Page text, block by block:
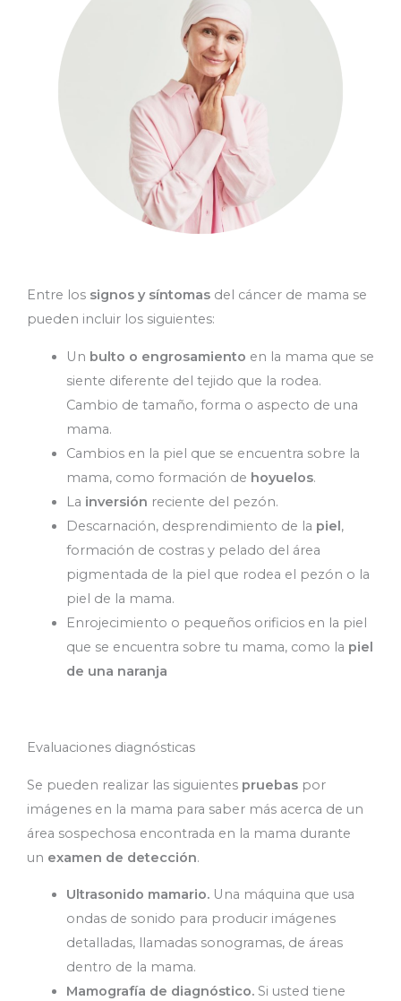
Entre los signos y síntomas del cáncer de mama se
pueden incluir los siguientes:
Un bulto o engrosamiento en la mama que se
siente diferente del tejido que la rodea.
Cambio de tamaño, forma o aspecto de una
mama.
Cambios en la piel que se encuentra sobre la
mama, como formación de hoyuelos.
La inversión reciente del pezón.
Descarnación, desprendimiento de la piel,
formación de costras y pelado del área
pigmentada de la piel que rodea el pezón o la
piel de la mama.
Enrojecimiento o pequeños orificios en la piel
que se encuentra sobre tu mama, como la piel
de una naranja
Evaluaciones diagnósticas
Se pueden realizar las siguientes pruebas por
imágenes en la mama para saber más acerca de un
área sospechosa encontrada en la mama durante
un examen de detección.
Ultrasonido mamario. Una máquina que usa
ondas de sonido para producir imágenes
detalladas, llamadas sonogramas, de áreas
dentro de la mama.
Mamografía de diagnóstico.Si usted tiene